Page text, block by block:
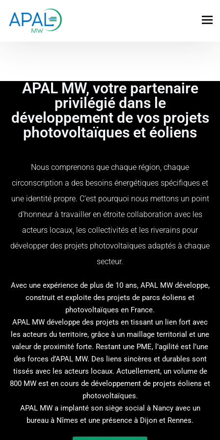
APAL MW, votre partenaire
privilégié dans le
développement de vos projets
photovoltaïques et éoliens
Nous comprenons que chaque région, chaque
circonscription a des besoins énergétiques spécifiques et
une identité propre. C’est pourquoi nous mettons un point
d’honneur à travailler en étroite collaboration avec les
acteurs locaux, les collectivités et les riverains pour
développer des projets photovoltaïques adaptés à chaque
secteur.
Avec une expérience de plus de 10 ans, APAL MW développe,
construit et exploite des projets de parcs éoliens et
photovoltaïques en France.
APAL MW développe des projets en tissant un lien fort avec
les acteurs du territoire, grâce à un maillage territorial et une
valeur de proximité forte. Restant une PME, l’agilité est l’une
des forces d’APAL MW. Des liens sincères et durables sont
tissés avec les acteurs locaux. Actuellement, un volume de
800 MW est en cours de développement de projets éoliens et
photovoltaïques.
APAL MW a implanté son siège social à Nancy avec un
bureau à Nîmes et une présence à Dijon et Rennes.